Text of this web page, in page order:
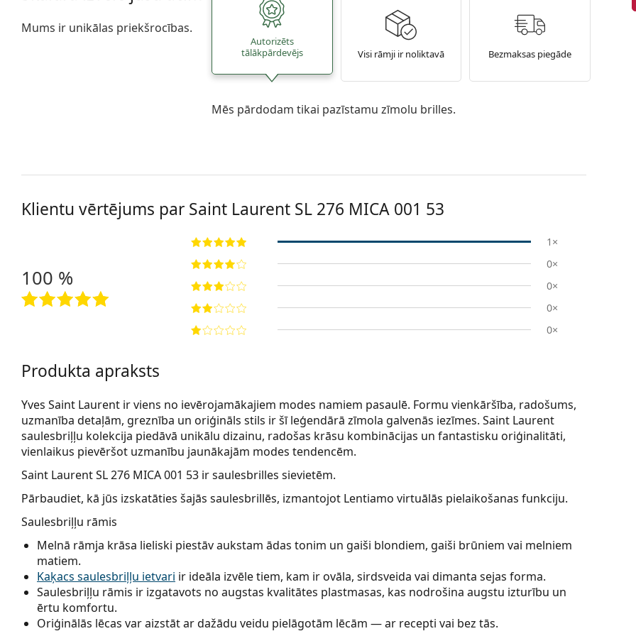
Mums ir unikālas priekšrocības.
Autorizēts
tālākpārdevējs
Visi rāmji ir noliktavā Bezmaksas piegāde
Mēs pārdodam tikai pazīstamu zīmolu brilles.
Klientu vērtējums par Saint Laurent SL 276 MICA 001 53
100 %
1×
0×
0×
0×
0×
Produkta apraksts
Yves Saint Laurent ir viens no ievērojamākajiem modes namiem pasaulē. Formu vienkāršība, radošums,
uzmanība detaļām, greznība un oriģināls stils ir šī leģendārā zīmola galvenās iezīmes. Saint Laurent
saulesbriļļu kolekcija piedāvā unikālu dizainu, radošas krāsu kombinācijas un fantastisku oriģinalitāti,
vienlaikus pievēršot uzmanību jaunākajām modes tendencēm.
Saint Laurent SL 276 MICA 001 53 ir saulesbrilles sievietēm.
Pārbaudiet, kā jūs izskatāties šajās saulesbrillēs, izmantojot Lentiamo virtuālās pielaikošanas funkciju.
Saulesbriļļu rāmis
Melnā rāmja krāsa lieliski piestāv aukstam ādas tonim un gaiši blondiem, gaiši brūniem vai melniem
matiem.
Kaķacs saulesbriļļu ietvari ir ideāla izvēle tiem, kam ir ovāla, sirdsveida vai dimanta sejas forma.
Saulesbriļļu rāmis ir izgatavots no augstas kvalitātes plastmasas, kas nodrošina augstu izturību un
ērtu komfortu.
Oriģinālās lēcas var aizstāt ar dažādu veidu pielāgotām lēcām — ar recepti vai bez tās.